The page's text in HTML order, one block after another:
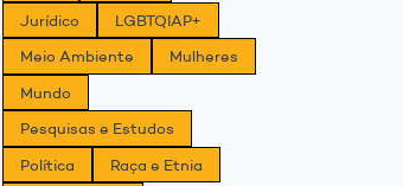
Jurídico
LGBTQIAP+
Meio Ambiente
Mulheres
Mundo
Pesquisas e Estudos
Política
Raça e Etnia